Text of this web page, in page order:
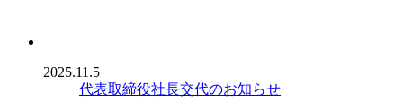
2025.11.5
代表取締役社長交代のお知らせ